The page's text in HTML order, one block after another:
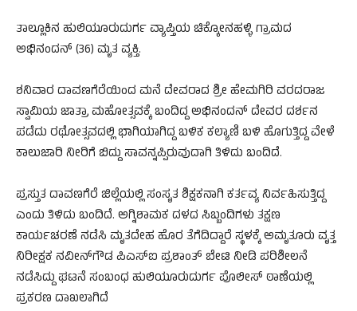
ತಾಲ್ಲೂಕಿನ ಹುಲಿಯೂರುದುರ್ಗ ವ್ಯಾಪ್ತಿಯ ಚಿಕ್ಕೋನಹಳ್ಳಿ ಗ್ರಾಮದ
ಅಭಿನಂದನ್ (36) ಮೃತ ವ್ಯಕ್ತಿ.
ಶನಿವಾರ ದಾವಣಗೆರೆಯಿಂದ ಮನೆ ದೇವರಾದ ಶ್ರೀ ಹೇಮಗಿರಿ ವರದರಾಜ
ಸ್ವಾಮಿಯ ಜಾತ್ರಾ ಮಹೋತ್ಸವಕ್ಕೆ ಬಂದಿದ್ದ ಅಭಿನಂದನ್ ದೇವರ ದರ್ಶನ
ಪಡೆದು ರಥೋತ್ಸವದಲ್ಲಿ ಭಾಗಿಯಾಗಿದ್ದ ಬಳಿಕ ಕಲ್ಯಾಣಿ ಬಳಿ ಹೊಗುತ್ತಿದ್ದ ವೇಳೆ
ಕಾಲುಜಾರಿ ನೀರಿಗೆ ಬಿದ್ದು ಸಾವನ್ನಪ್ಪಿರುವುದಾಗಿ ತಿಳಿದು ಬಂದಿದೆ.
ಪ್ರಸ್ತುತ ದಾವಣಗೆರೆ ಜಿಲ್ಲೆಯಲ್ಲಿ ಸಂಸೃತ ಶಿಕ್ಷಕನಾಗಿ ಕರ್ತವ್ಯ ನಿರ್ವಹಿಸುತ್ತಿದ್ದ
ಎಂದು ತಿಳಿದು ಬಂದಿದೆ. ಅಗ್ನಿಶಾಮಕ ದಳದ ಸಿಬ್ಬಂದಿಗಳು ತಕ್ಷಣ
ಕಾರ್ಯಚರಣೆ ನಡೆಸಿ ಮೃತದೇಹ ಹೊರ ತೆಗೆದಿದ್ದಾರೆ ಸ್ಥಳಕ್ಕೆ ಅಮೃತೂರು ವೃತ್ತ
ನಿರೀಕ್ಷಕ ನವೀನ್‌ಗೌಡ ಪಿಎಸ್ಐ ಪ್ರಶಾಂತ್ ಬೇಟಿ ನೀಡಿ ಪರಿಶೀಲನೆ
ನಡೆಸಿದ್ದು ಘಟನೆ ಸಂಬಂಧ ಹುಲಿಯೂರುದುರ್ಗ ಪೊಲೀಸ್ ಠಾಣೆಯಲ್ಲಿ
ಪ್ರಕರಣ ದಾಖಲಾಗಿದೆ